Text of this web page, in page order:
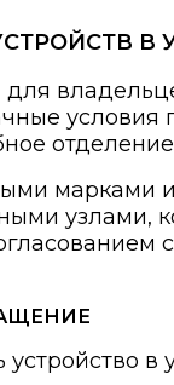
В
условия
марками
узлами,
устройство